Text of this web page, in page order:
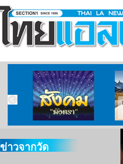
สังคมมังตรา
ข่าวจากวัด